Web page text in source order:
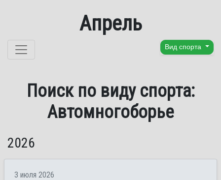
Апрель
Перейти к содержанию Вид спорта
Поиск по виду спорта:
Автомногоборье
2026
3 июля 2026